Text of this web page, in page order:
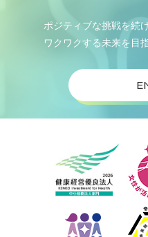
ポジティブな挑戦を続
ワクワクする未来を目